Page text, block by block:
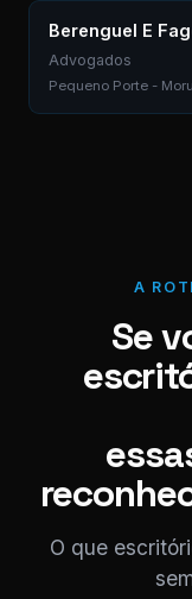
Berenguel E
Advogados
Pequeno Porte -
A
Se
O que